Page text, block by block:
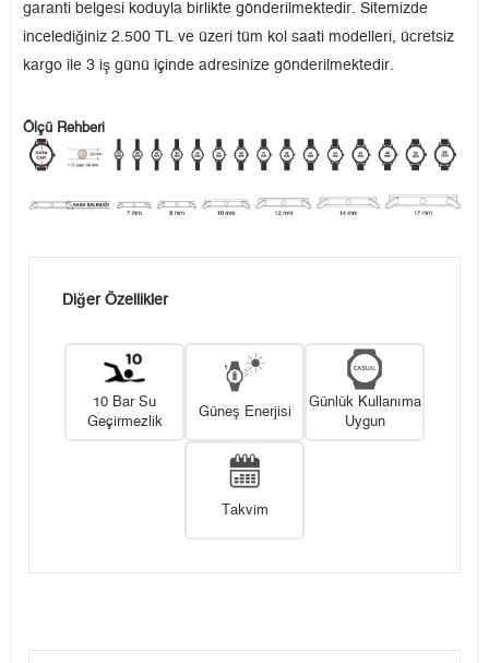
garanti belgesi koduyla birlikte gönderilmektedir. Sitemizde
incelediğiniz 2.500 TL ve üzeri tüm kol saati modelleri, ücretsiz
kargo ile 3 iş günü içinde adresinize gönderilmektedir.
Ölçü Rehberi
Diğer Özellikler
10 Bar Su
Geçirmezlik
Güneş Enerjisi
Günlük Kullanıma
Uygun
Takvim